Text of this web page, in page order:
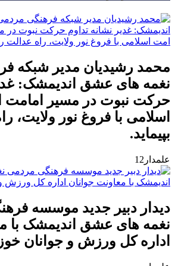
محمد رشیدیان مدیر شبکه
نغمه های عشق اندیمشک:
حرکت نبوت در مسیر امامت
اسلامی با فروغ نور ولایت،
بپیماید.
علمدار12
دیدار دبیر جدید موسسه
نغمه های عشق اندیمشک با
اداره کل ورزش و جوانان